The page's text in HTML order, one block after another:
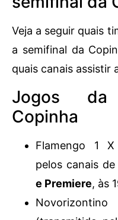
Veja a seguir quais
a semifinal da
quais canais assistir
Jogos
Copinha
Flamengo 1
pelos canais
e Premiere, às